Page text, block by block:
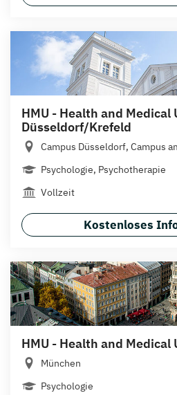
HMU - Health and Medical
Düsseldorf/Krefeld
Campus Düsseldorf, Campus
Psychologie, Psychotherapie
Vollzeit
Kostenloses
HMU - Health and
München
Psychologie